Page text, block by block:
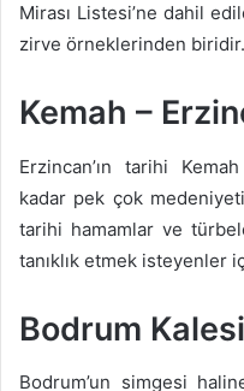
Mirası Listesi’ne dahil
zirve örneklerinden biridir.
Kemah –
Erzincan’ın tarihi
kadar pek çok
tarihi hamamlar ve
tanıklık etmek isteyenler
Bodrum
Bodrum’un simgesi